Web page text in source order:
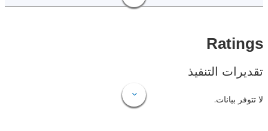
التنفيذ
بيانات.